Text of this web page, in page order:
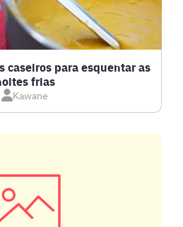
caseiros para esquentar as
frias
Kawane